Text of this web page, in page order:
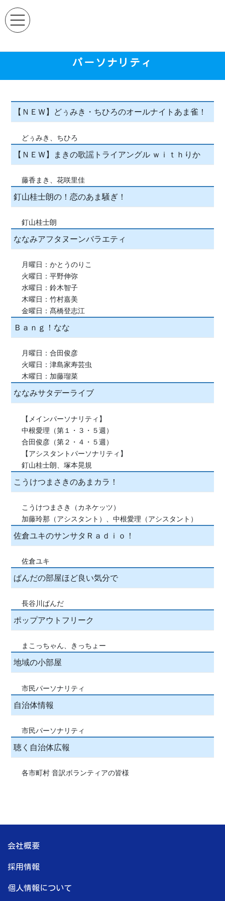
ン
テ
キ
ビ
ゲ
に
パーソナリティ
【ＮＥＷ】どぅみき・ちひろのオールナイトあま雀！
どぅみき、ちひろ
【ＮＥＷ】まきの歌謡トライアングル ｗｉｔｈりか
藤香まき、花咲里佳
釘山桂士朗の！恋のあま騒ぎ！
釘山桂士朗
ななみアフタヌーンバラエティ
月曜日：かとうのりこ
火曜日：平野伸弥
水曜日：鈴木智子
木曜日：竹村嘉美
金曜日：髙橋登志江
Ｂａｎｇ！なな
月曜日：合田俊彦
火曜日：津島家寿芸虫
木曜日：加藤瑠菜
ななみサタデーライブ
【メインパーソナリティ】
中根愛理（第１・３・５週）
合田俊彦（第２・４・５週）
【アシスタントパーソナリティ】
釘山桂士朗、塚本晃規
こうけつまさきのあまカラ！
こうけつまさき（カネケッツ）
加藤玲那（アシスタント）、中根愛理（アシスタント）
佐倉ユキのサンサタＲａｄｉｏ！
佐倉ユキ
ぱんだの部屋ほど良い気分で
長谷川ぱんだ
ポップアウトフリーク
まこっちゃん、きっちょー
地域の小部屋
市民パーソナリティ
自治体情報
市民パーソナリティ
聴く自治体広報
各市町村 音訳ボランティアの皆様
会社概要
採用情報
個人情報について